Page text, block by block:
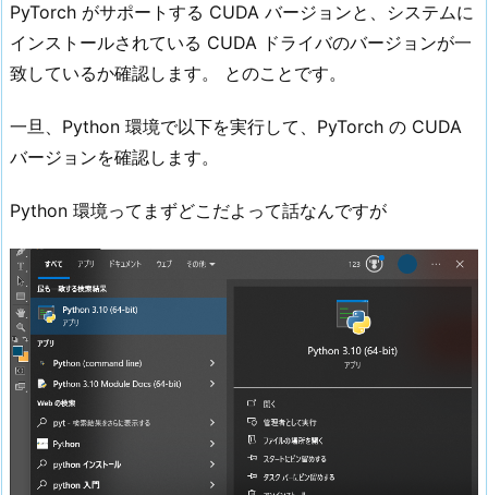
PyTorch がサポートする CUDA バージョンと、システムに
インストールされている CUDA ドライバのバージョンが一
致しているか確認します。 とのことです。
一旦、Python 環境で以下を実行して、PyTorch の CUDA
バージョンを確認します。
Python 環境ってまずどこだよって話なんですが